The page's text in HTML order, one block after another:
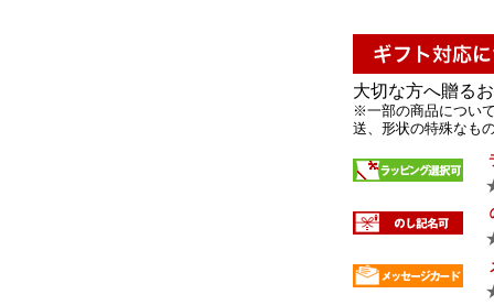
大切な方へ贈る
※一部の商品につい
送、形状の特殊なも